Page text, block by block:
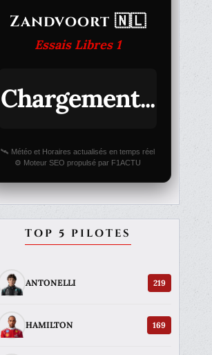
Zandvoort 🇳🇱
Essais Libres 1
Chargement...
🛰️ Météo et Horaires actualisés en temps réel
⚙️ Moteur SEO propulsé par F1ACTU
TOP 5 PILOTES
ANTONELLI 219
HAMILTON 169